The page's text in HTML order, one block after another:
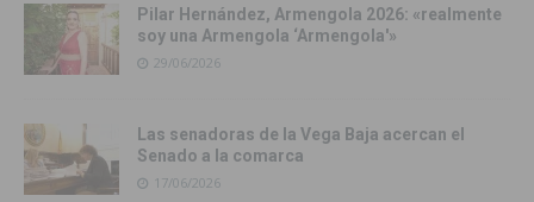
Pilar Hernández, Armengola 2026: «realmente
soy una Armengola ‘Armengola'»
29/06/2026
Las senadoras de la Vega Baja acercan el
Senado a la comarca
17/06/2026